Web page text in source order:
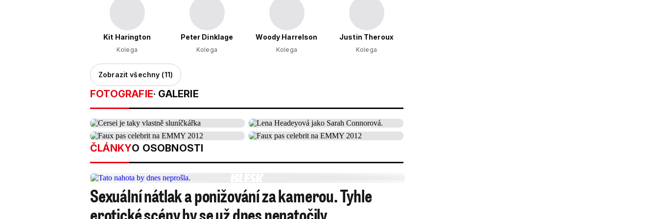
Kit Harington
Kolega
Peter Dinklage
Kolega
Woody Harrelson
Kolega
Justin Theroux
Kolega
Zobrazit všechny (11)
FOTOGRAFIE· GALERIE
ČLÁNKYO OSOBNOSTI
Sexuální nátlak a ponižování za kamerou. Tyhle
erotické scény by se už dnes nenatočily